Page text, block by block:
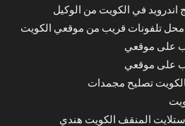
في الكويت من الوكيل
محل تلفونات قريب من موقعي الكويت
على موقعي
على موقعي
تصليح مجمدات
المنقف الكويت هندي